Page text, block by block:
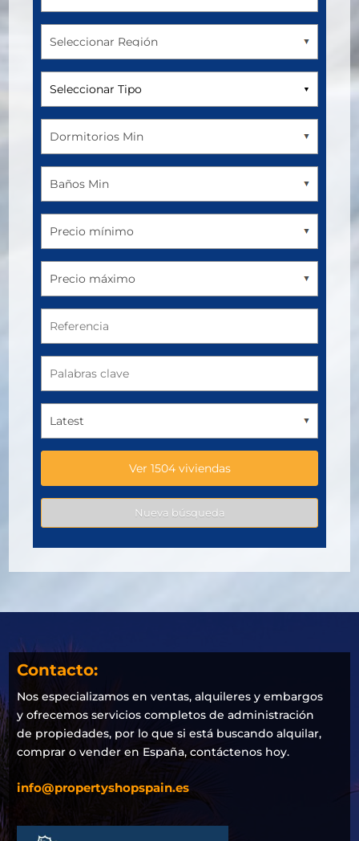
Seleccionar Tipo
Contacto:
Nos especializamos en ventas, alquileres y embargos
y ofrecemos servicios completos de administración
de propiedades, por lo que si está buscando alquilar,
comprar o vender en España, contáctenos hoy.
info@propertyshopspain.es